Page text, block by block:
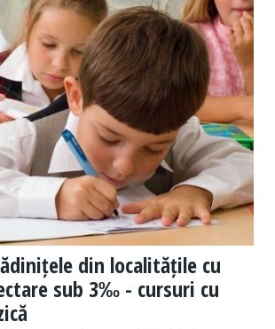
din localitățile cu
sub 3‰ - cursuri cu